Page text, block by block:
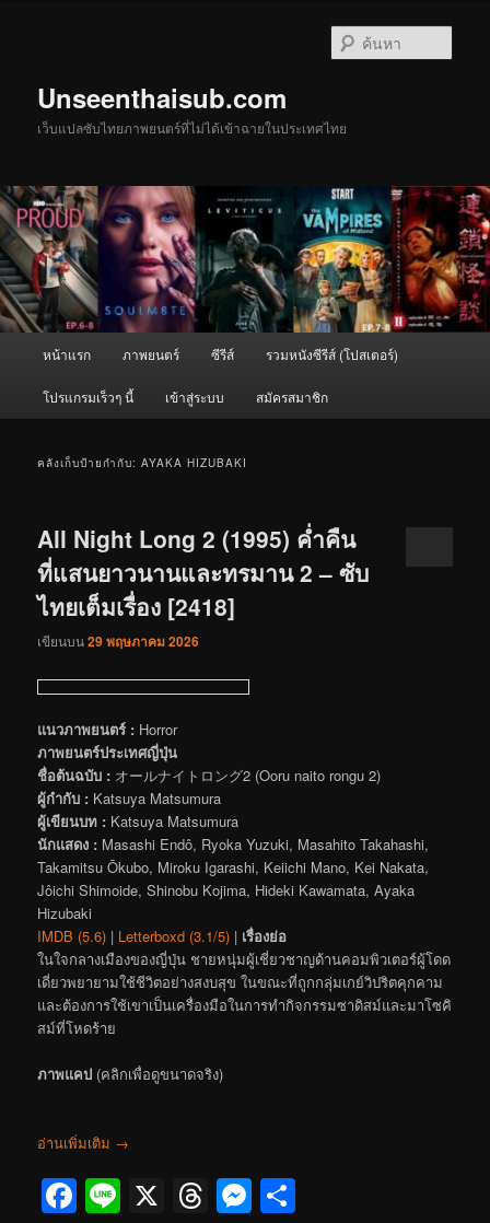
Unseenthaisub.com
เว็บแปลซับไทยภาพยนตร์ที่ไม่ได้เข้าฉายในประเทศไทย
หน้าแรก ภาพยนตร์ ซีรีส์ รวมหนังซีรีส์ (โปสเตอร์)
โปรแกรมเร็วๆ นี้ เข้าสู่ระบบ สมัครสมาชิก
คลังเก็บป้ายกำกับ:AYAKA HIZUBAKI
All Night Long 2 (1995) ค่ำคืน
ที่แสนยาวนานและทรมาน 2 – ซับ
ไทยเต็มเรื่อง [2418]
เขียนบน29 พฤษภาคม 2026
แนวภาพยนตร์ : Horror
ภาพยนตร์ประเทศญี่ปุ่น
ชื่อต้นฉบับ : オールナイトロング2 (Ooru naito rongu 2)
ผู้กำกับ : Katsuya Matsumura
ผู้เขียนบท : Katsuya Matsumura
นักแสดง : Masashi Endô, Ryoka Yuzuki, Masahito Takahashi,
Takamitsu Ōkubo, Miroku Igarashi, Keiichi Mano, Kei Nakata,
Jôichi Shimoide, Shinobu Kojima, Hideki Kawamata, Ayaka
Hizubaki
IMDB (5.6) | Letterboxd (3.1/5) | เรื่องย่อ
ในใจกลางเมืองของญี่ปุ่น ชายหนุ่มผู้เชี่ยวชาญด้านคอมพิวเตอร์ผู้โดด
เดี่ยวพยายามใช้ชีวิตอย่างสงบสุข ในขณะที่ถูกกลุ่มเกย์วิปริตคุกคาม
และต้องการใช้เขาเป็นเครื่องมือในการทำกิจกรรมซาดิสม์และมาโซคิ
สม์ที่โหดร้าย
ภาพแคป (คลิกเพื่อดูขนาดจริง)
อ่านเพิ่มเติม →
Facebook
Line
X Threads
Messenger